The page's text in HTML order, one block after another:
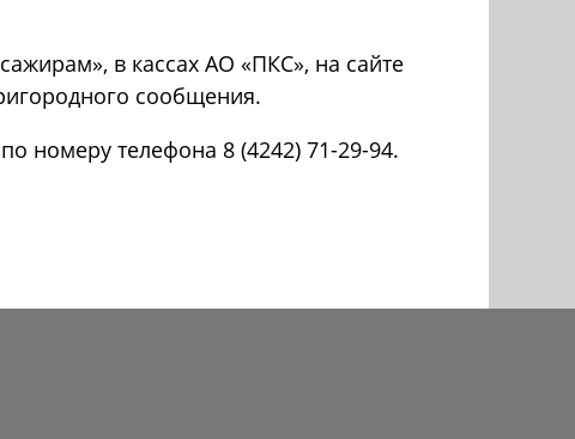
в кассах АО «ПКС», на сайте
сообщения.
номеру телефона 8 (4242) 71-29-94.